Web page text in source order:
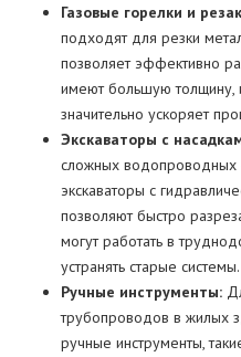
Газовые горелки и
подходят для резки
позволяет эффективно
имеют большую толщину,
значительно ускоряет
Экскаваторы с
сложных водопроводных
экскаваторы с
позволяют быстро
могут работать в
устранять старые системы.
Ручные инструменты:
трубопроводов в жилых
ручные инструменты,